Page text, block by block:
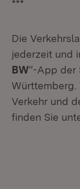
***
Die
jederzeit und
BW“-App der
Württemberg.
Verkehr und
finden Sie